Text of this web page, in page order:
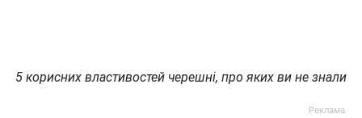
5 корисних властивостей черешні, про яких ви не знали